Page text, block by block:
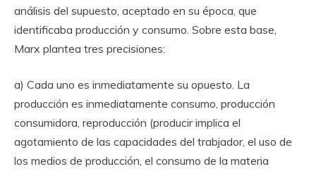
análisis del supuesto, aceptado en su época, que
identificaba producción y consumo. Sobre esta base,
Marx plantea tres precisiones:
a) Cada uno es inmediatamente su opuesto. La
producción es inmediatamente consumo, producción
consumidora, reproducción (producir implica el
agotamiento de las capacidades del trabjador, el uso de
los medios de producción, el consumo de la materia